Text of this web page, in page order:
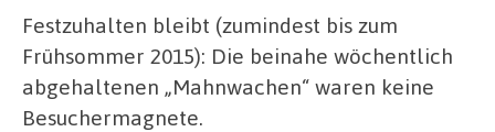
Festzuhalten bleibt (zumindest bis zum
Frühsommer 2015): Die beinahe wöchentlich
abgehaltenen „Mahnwachen“ waren keine
Besuchermagnete.